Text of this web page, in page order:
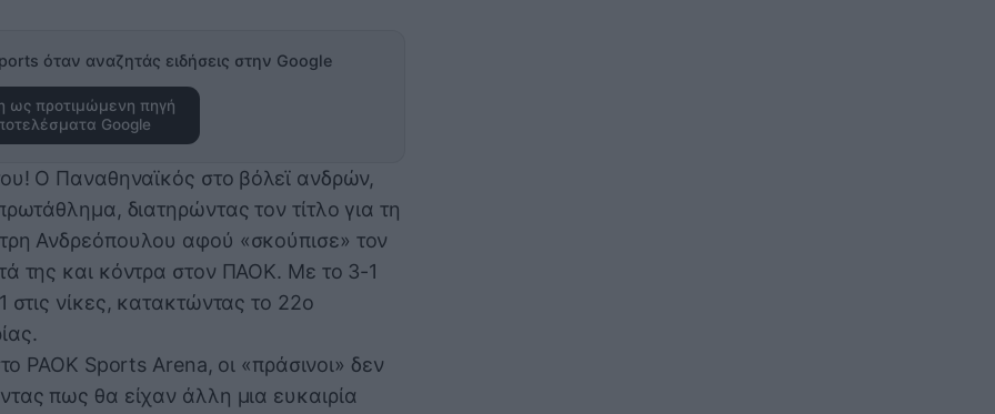
όταν αναζητάς ειδήσεις στην Google
ως προτιμώμενη πηγή
Google
Ο Παναθηναϊκός στο βόλεϊ ανδρών,
διατηρώντας τον τίτλο για τη
Ανδρεόπουλου αφού «σκούπισε» τον
της και κόντρα στον ΠΑΟΚ. Με το 3-1
νίκες, κατακτώντας το 22ο
PAOK Sports Arena, οι «πράσινοι» δεν
πως θα είχαν άλλη μια ευκαιρία